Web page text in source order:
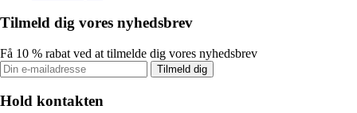
Tilmeld dig vores nyhedsbrev
Få 10 % rabat ved at tilmelde dig vores nyhedsbrev
Tilmeld dig
Hold kontakten